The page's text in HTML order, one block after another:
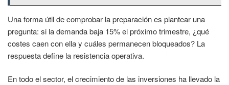
Una forma útil de comprobar la preparación es plantear una
pregunta: si la demanda baja 15% el próximo trimestre, ¿qué
costes caen con ella y cuáles permanecen bloqueados? La
respuesta define la resistencia operativa.
En todo el sector, el crecimiento de las inversiones ha llevado la